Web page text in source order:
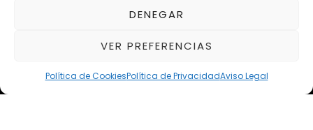
DENEGAR
VER PREFERENCIAS
Política de CookiesPolítica de PrivacidadAviso Legal
Del 02/10/2026 al 05/10/2026